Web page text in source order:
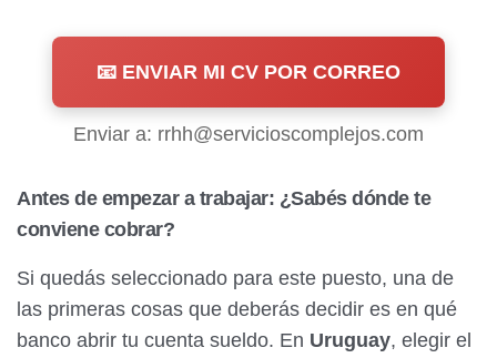
📧 ENVIAR MI CV POR CORREO
Enviar a: rrhh@servicioscomplejos.com
Antes de empezar a trabajar: ¿Sabés dónde te
conviene cobrar?
Si quedás seleccionado para este puesto, una de
las primeras cosas que deberás decidir es en qué
banco abrir tu cuenta sueldo. En Uruguay, elegir el